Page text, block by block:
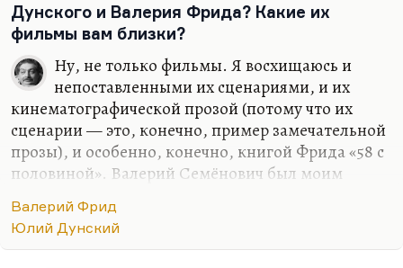
сложное.
«Лучший из них» — это…
Дунского и Валерия Фрида? Какие их
фильмы вам близки?
Ну, не только фильмы. Я восхищаюсь и
непоставленными их сценариями, и их
кинематографической прозой (потому что их
сценарии — это, конечно, пример замечательной
прозы), и особенно, конечно, книгой Фрида «58 с
половиной». Валерий Семёнович был моим
и очень важным для меня духовным авторитетом.
И предпоследний вечер в своей жизни провёл он
Валерий Фрид
Юлий Дунский